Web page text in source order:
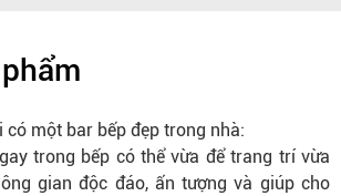
có một bar bếp đẹp trong nhà:
trong bếp có thể vừa để trang trí vừa
gian độc đáo, ấn tượng và giúp cho